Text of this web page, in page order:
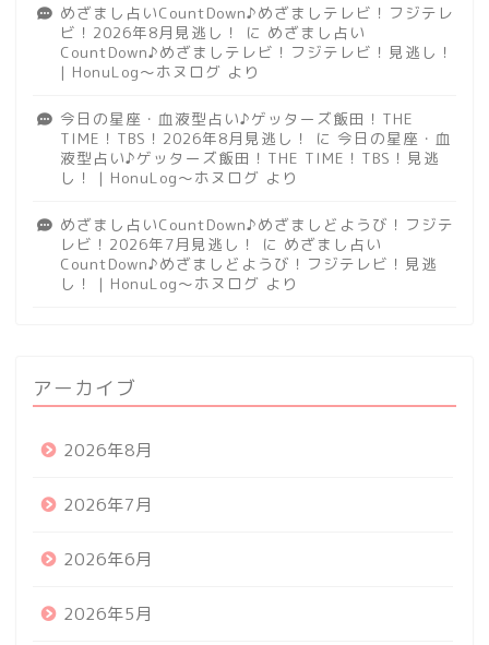
めざまし占いCountDown♪めざましテレビ！フジテレ
ビ！2026年8月見逃し！
に めざまし占い
CountDown♪めざましテレビ！フジテレビ！見逃し！
| HonuLog～ホヌログ より
今日の星座・血液型占い♪ゲッターズ飯田！THE
TIME！TBS！2026年8月見逃し！
に 今日の星座・血
液型占い♪ゲッターズ飯田！THE TIME！TBS！見逃
し！ | HonuLog～ホヌログ より
めざまし占いCountDown♪めざましどようび！フジテ
レビ！2026年7月見逃し！
に めざまし占い
CountDown♪めざましどようび！フジテレビ！見逃
し！ | HonuLog～ホヌログ より
アーカイブ
2026年8月
2026年7月
2026年6月
2026年5月